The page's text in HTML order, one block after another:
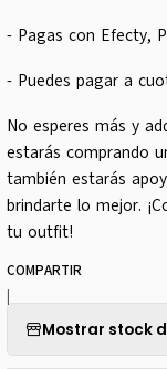
- Pagas con Efecty,
- Puedes pagar a
No esperes más y
estarás comprando
también estarás
brindarte lo mejor.
tu outfit!
COMPARTIR
|
Mostrar stock